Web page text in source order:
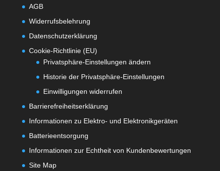
AGB
Widerrufsbelehrung
Datenschutzerklärung
Cookie-Richtlinie (EU)
Privatsphäre-Einstellungen ändern
Historie der Privatsphäre-Einstellungen
Einwilligungen widerrufen
Barrierefreiheitserklärung
Informationen zu Elektro- und Elektronikgeräten
Batterieentsorgung
Informationen zur Echtheit von Kundenbewertungen
Site Map